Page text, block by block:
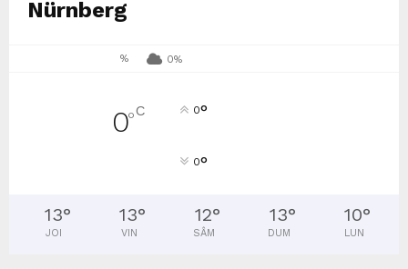
Nürnberg
% 0%
0°C 0°
0°
13°
JOI
13°
VIN
12°
SÂM
13°
DUM
10°
LUN